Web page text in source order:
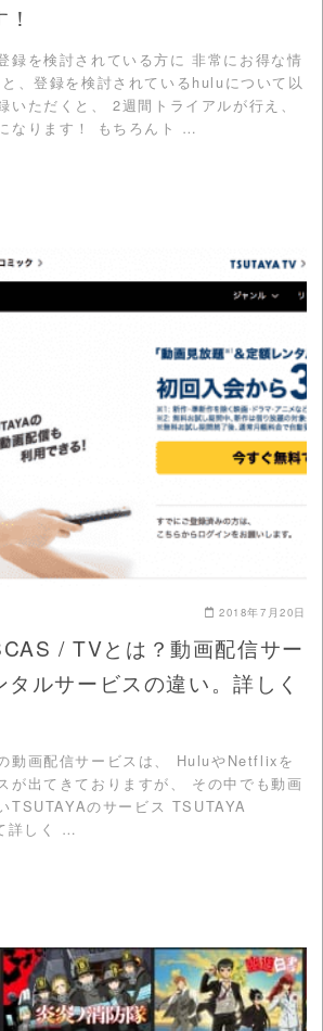
録を検討されている方に 非常にお得な情
、登録を検討されているhuluについて以
いただくと、 2週間トライアルが行え、
なります！ もちろんト …
READ MORE
2018年7月20日
/ TVとは？動画配信サー
タルサービスの違い。詳しく
動画配信サービスは、 HuluやNetflixを
が出てきておりますが、 その中でも動画
TSUTAYAのサービス TSUTAYA
詳しく …